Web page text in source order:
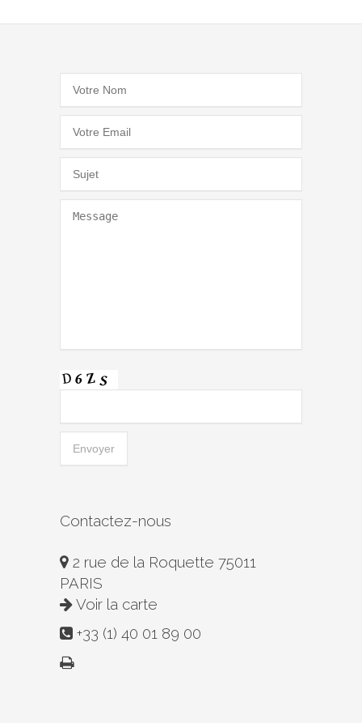
Contactez-nous
2 rue de la Roquette 75011
PARIS
Voir la carte
+33 (1) 40 01 89 00